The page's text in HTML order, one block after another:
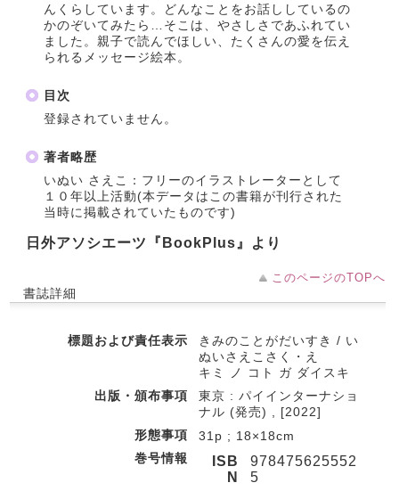
んくらしています。どんなことをお話ししているの
かのぞいてみたら…そこは、やさしさであふれてい
ました。親子で読んでほしい、たくさんの愛を伝え
られるメッセージ絵本。
目次
登録されていません。
著者略歴
いぬい さえこ：フリーのイラストレーターとして
１０年以上活動(本データはこの書籍が刊行された
当時に掲載されていたものです)
日外アソシエーツ『BookPlus』より
このページのTOPへ
書誌詳細
標題および責任表示
きみのことがだいすき / い
ぬいさえこさく・え
キミ ノ コト ガ ダイスキ
出版・頒布事項
東京 : パイインターナショ
ナル (発売) , [2022]
形態事項
31p ; 18×18cm
巻号情報
ISB
N
978475625552
5